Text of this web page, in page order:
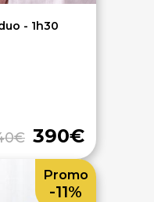
- 1h30
390€
Promo
-11%